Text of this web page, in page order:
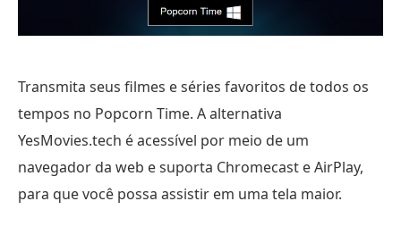
Transmita seus filmes e séries favoritos de todos os
tempos no Popcorn Time. A alternativa
YesMovies.tech é acessível por meio de um
navegador da web e suporta Chromecast e AirPlay,
para que você possa assistir em uma tela maior.